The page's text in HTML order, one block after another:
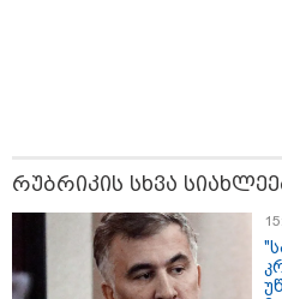
მკითხველის რჩევით
რუბრიკის სხვა